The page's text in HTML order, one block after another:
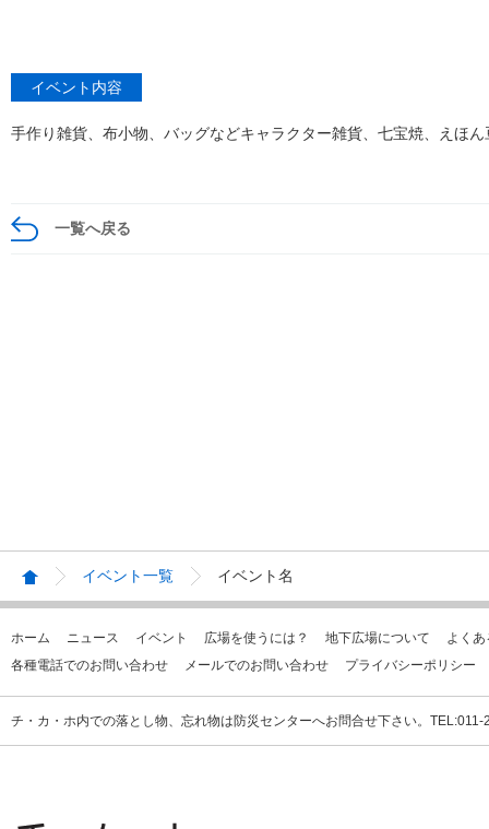
イベント内容
手作り雑貨、布小物、バッグなどキャラクター雑貨、七宝焼、えほ
一覧へ戻る
イベント一覧 イベント名
ホーム ニュース イベント 広場を使うには？ 地下広場について
よく
各種電話でのお問い合わせ
メールでのお問い合わせ プライバシーポリシー
チ・カ・ホ内での落とし物、忘れ物は防災センターへお問合せ下さい。